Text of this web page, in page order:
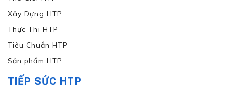
Xây Dựng HTP
Thực Thi HTP
Tiêu Chuẩn HTP
Sản phẩm HTP
TIẾP SỨC HTP